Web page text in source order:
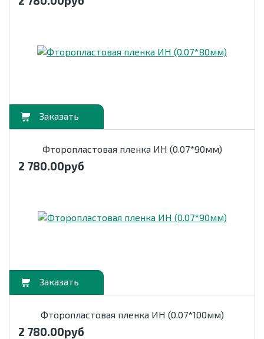
Фторопластовая пленка ИН (0.07*90мм)
2 780.00руб
Фторопластовая пленка ИН (0.07*100мм)
2 780.00руб